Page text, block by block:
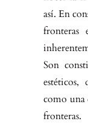
así. En
fronteras
Son
esté­ticos,
como una
fronteras.